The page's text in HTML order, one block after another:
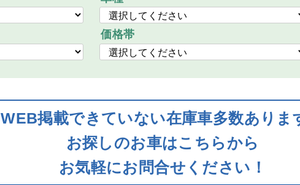
価格帯
WEB掲載できていない在庫車多数ありま
お探しのお車はこちらから
お気軽にお問合せください！